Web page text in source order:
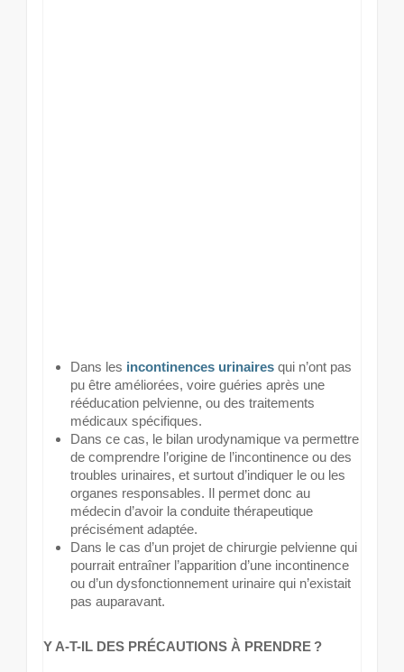
Dans les incontinences urinaires qui n’ont pas
pu être améliorées, voire guéries après une
rééducation pelvienne, ou des traitements
médicaux spécifiques.
Dans ce cas, le bilan urodynamique va permettre
de comprendre l’origine de l’incontinence ou des
troubles urinaires, et surtout d’indiquer le ou les
organes responsables. Il permet donc au
médecin d’avoir la conduite thérapeutique
précisément adaptée.
Dans le cas d’un projet de chirurgie pelvienne qui
pourrait entraîner l’apparition d’une incontinence
ou d’un dysfonctionnement urinaire qui n’existait
pas auparavant.
Y A-T-IL DES PRÉCAUTIONS À PRENDRE ?